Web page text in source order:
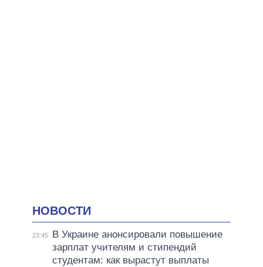
НОВОСТИ
23:45
В Украине анонсировали повышение
зарплат учителям и стипендий
студентам: как вырастут выплаты